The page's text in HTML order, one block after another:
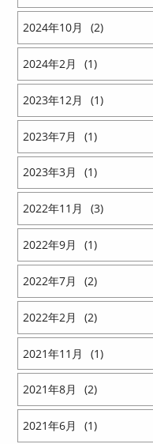
2024 10 2
2024 2 1
2023 12 1
2023 7 1
2023 3 1
2022 11 3
2022 9 1
2022 7 2
2022 2 2
2021 11 1
2021 8 2
2021 6 1